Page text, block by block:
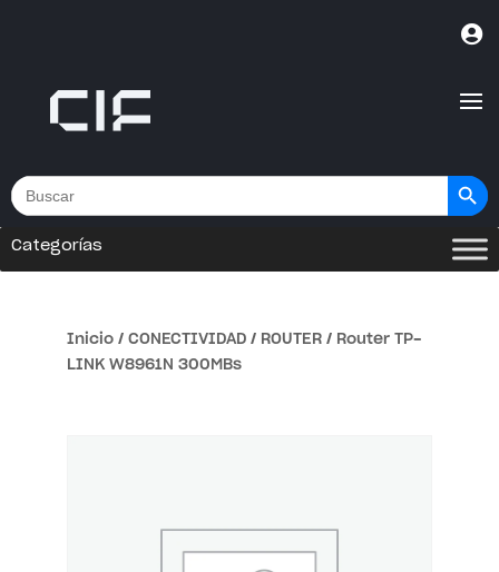

Buscar: Botón de
Categorías
Inicio/ CONECTIVIDAD/ ROUTER/ Router TP-
LINK W8961N 300MBs